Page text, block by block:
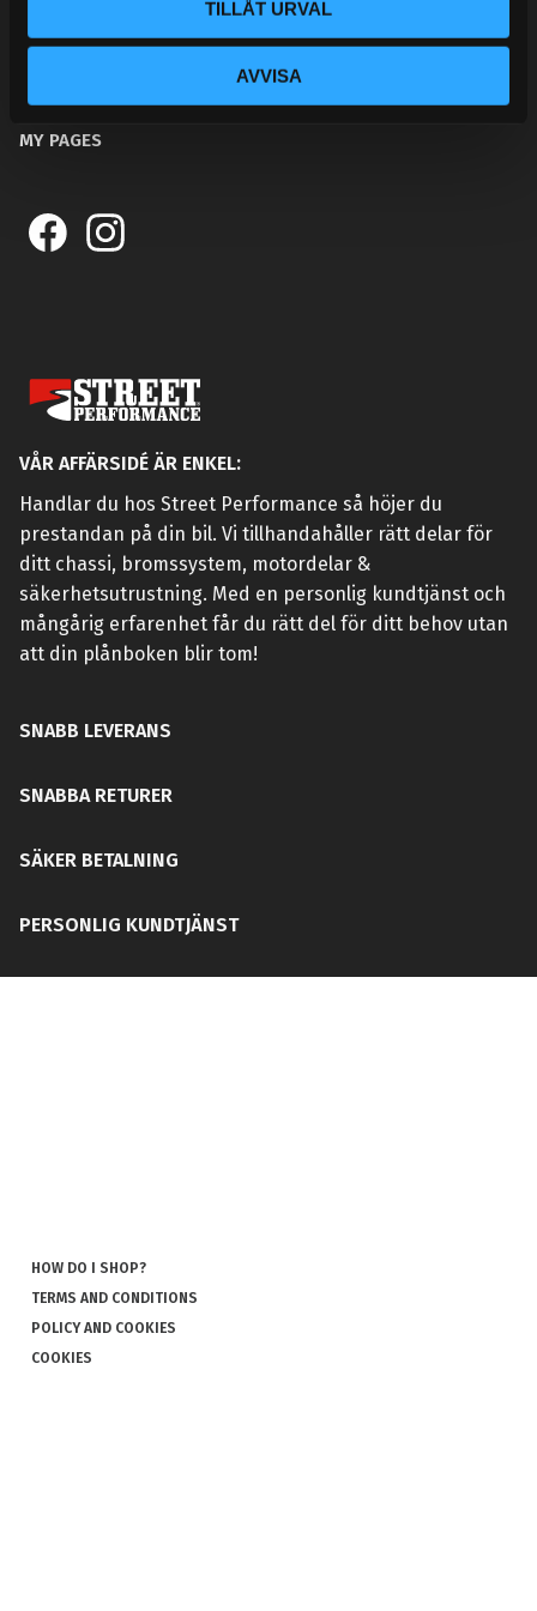
TILLÅT URVAL
AVVISA
KONTAKTA OSS
CUSTOMER SERVICE
MY PAGES
VÅR AFFÄRSIDÉ ÄR ENKEL:
Handlar du hos Street Performance så höjer du
prestandan på din bil. Vi tillhandahåller rätt delar för
ditt chassi, bromssystem, motordelar &
säkerhetsutrustning. Med en personlig kundtjänst och
mångårig erfarenhet får du rätt del för ditt behov utan
att din plånboken blir tom!
SNABB LEVERANS
SNABBA RETURER
SÄKER BETALNING
PERSONLIG KUNDTJÄNST
HOW DO I SHOP?
TERMS AND CONDITIONS
POLICY AND COOKIES
COOKIES